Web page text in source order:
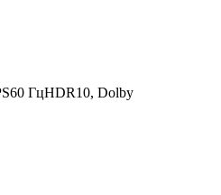
ГцHDR10, Dolby